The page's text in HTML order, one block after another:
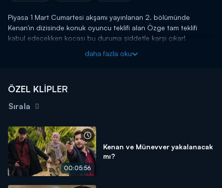
Piyasa 1 Mart Cumartesi akşamı yayınlanan 2. bölümünde
Kenan'ın dizisinde konuk oyuncu teklifi alan Özge tam teklifi
kabul edecekken kocası bu duruma şiddetle karşı çıkar!
Piyasa yeni bölümleriyle cumartesi akşamı 20.00'de Kanal
daha fazla oku
ÖZEL KLİPLER
Sırala
00:05:56
Kenan ve Münevver yakalanacak
mı?